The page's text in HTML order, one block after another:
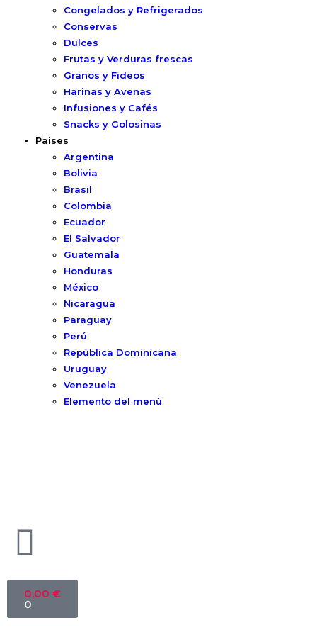
Congelados y Refrigerados
Conservas
Dulces
Frutas y Verduras frescas
Granos y Fideos
Harinas y Avenas
Infusiones y Cafés
Snacks y Golosinas
Países
Argentina
Bolivia
Brasil
Colombia
Ecuador
El Salvador
Guatemala
Honduras
México
Nicaragua
Paraguay
Perú
República Dominicana
Uruguay
Venezuela
Elemento del menú
0,00 €
0